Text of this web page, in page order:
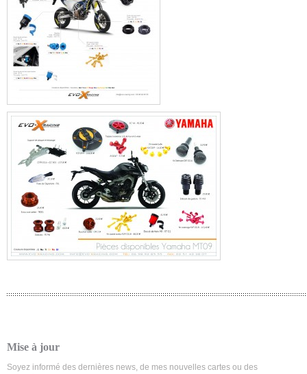
Mise à jour
Soyez informé des dernières news, de mes nouvelles cartes ou des